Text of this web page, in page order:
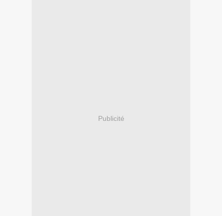
Publicité